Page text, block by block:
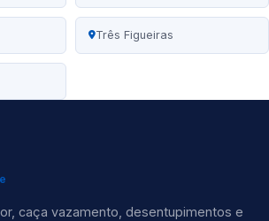
Três Figueiras
caça vazamento, desentupimentos e